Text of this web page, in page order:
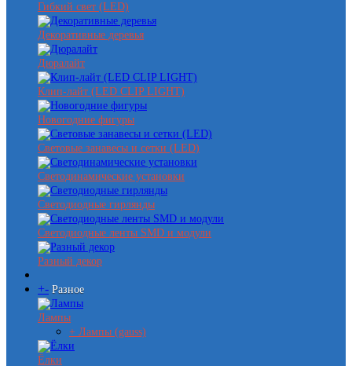
Гибкий свет (LED)
Декоративные деревья
Дюралайт
Клип-лайт (LED CLIP LIGHT)
Новогодние фигуры
Световые занавесы и сетки (LED)
Светодинамические установки
Светодиодные гирлянды
Светодиодные ленты SMD и модули
Разный декор
+- Разное
Лампы
+ Лампы (gauss)
Ёлки